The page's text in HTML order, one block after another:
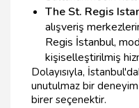
The St. Regis
alışveriş
Regis İstanbul,
kişiselleştirilmiş
Dolayısıyla,
unutulmaz bir
birer seçenektir.